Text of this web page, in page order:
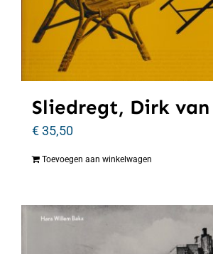
Sliedregt, Dirk van
€35,50
Toevoegen aan winkelwagen